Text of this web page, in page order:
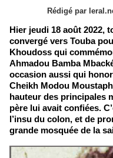
Rédigé par
Hier jeudi 18 août 2022,
convergé vers Touba
Khoudoss qui
Ahmadou Bamba
occasion aussi qui
Cheikh Modou
hauteur des principales
père lui avait confiées.
l’insu du colon, et de
grande mosquée de la